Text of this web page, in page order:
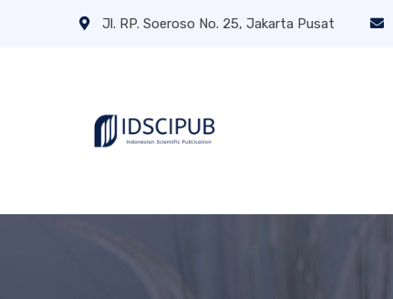
Jl. RP. Soeroso No. 25, Jakarta Pusat